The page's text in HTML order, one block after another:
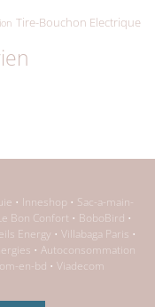
Tire-Bouchon Electrique
• Inneshop • Sac-a-main-
Bon Confort • BoboBird •
Energy • Villabaga Paris •
• Autoconsommation
en-bd • Viadecom